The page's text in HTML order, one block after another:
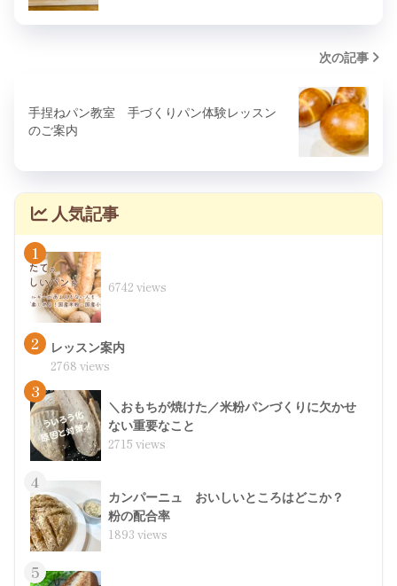
次の記事
手捏ねパン教室 手づくりパン体験レッスン
のご案内
人気記事
1
6742 views
2 レッスン案内
2768 views
3
＼おもちが焼けた／米粉パンづくりに欠かせ
ない重要なこと
2715 views
4
カンパーニュ おいしいところはどこか？
粉の配合率
1893 views
5